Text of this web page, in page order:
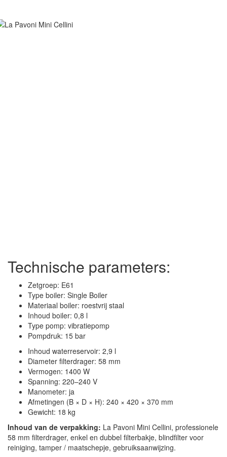
Technische parameters:
Zetgroep: E61
Type boiler: Single Boiler
Materiaal boiler: roestvrij staal
Inhoud boiler: 0,8 l
Type pomp: vibratiepomp
Pompdruk: 15 bar
Inhoud waterreservoir: 2,9 l
Diameter filterdrager: 58 mm
Vermogen: 1400 W
Spanning: 220–240 V
Manometer: ja
Afmetingen (B × D × H): 240 × 420 × 370 mm
Gewicht: 18 kg
Inhoud van de verpakking: La Pavoni Mini Cellini, professionele
58 mm filterdrager, enkel en dubbel filterbakje, blindfilter voor
reiniging, tamper / maatschepje, gebruiksaanwijzing.